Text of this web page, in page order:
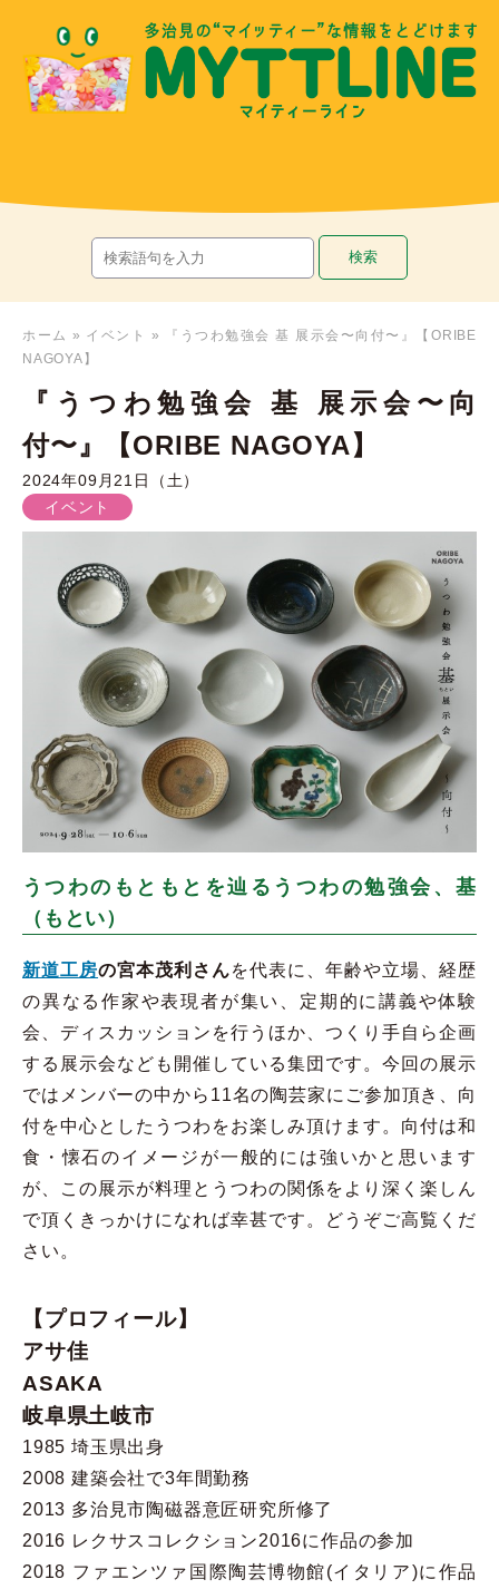
ホーム » イベント »
『うつわ勉強会 基 展示会〜向付〜』【ORIBE
NAGOYA】
『うつわ勉強会 基 展示会〜向
付〜』【ORIBE NAGOYA】
2024年09月21日（土）
イベント
うつわのもともとを辿るうつわの勉強会、基
（もとい）
新道工房の宮本茂利さんを代表に、年齢や立場、経歴
の異なる作家や表現者が集い、定期的に講義や体験
会、ディスカッションを行うほか、つくり手自ら企画
する展示会なども開催している集団です。今回の展示
ではメンバーの中から11名の陶芸家にご参加頂き、向
付を中心としたうつわをお楽しみ頂けます。向付は和
食・懐石のイメージが一般的には強いかと思います
が、この展示が料理とうつわの関係をより深く楽しん
で頂くきっかけになれば幸甚です。どうぞご高覧くだ
さい。
【プロフィール】
アサ佳
ASAKA
岐阜県土岐市
1985 埼玉県出身
2008 建築会社で3年間勤務
2013 多治見市陶磁器意匠研究所修了
2016 レクサスコレクション2016に作品の参加
2018 ファエンツァ国際陶芸博物館(イタリア)に作品